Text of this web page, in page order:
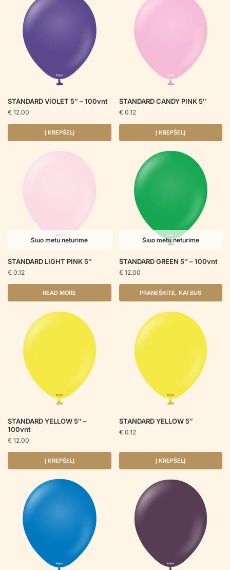
STANDARD VIOLET 5″ – 100vnt
€ 12.00
Į KREPŠELĮ
STANDARD CANDY PINK 5″
€ 0.12
Į KREPŠELĮ
Šiuo metu neturime
STANDARD LIGHT PINK 5″
€ 0.12
READ MORE
Šiuo metu neturime
STANDARD GREEN 5″ – 100vnt
€ 12.00
PRANEŠKITE, KAI BUS
STANDARD YELLOW 5″ –
100vnt
€ 12.00
Į KREPŠELĮ
STANDARD YELLOW 5″
€ 0.12
Į KREPŠELĮ